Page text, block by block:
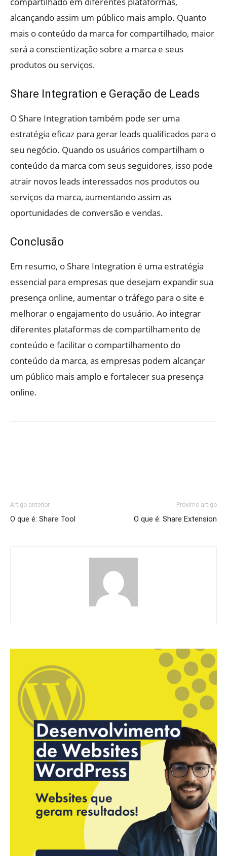
alcançando assim um público mais amplo. Quanto
mais o conteúdo da marca for compartilhado, maior
será a conscientização sobre a marca e seus
produtos ou serviços.
Share Integration e Geração de Leads
O Share Integration também pode ser uma
estratégia eficaz para gerar leads qualificados para o
seu negócio. Quando os usuários compartilham o
conteúdo da marca com seus seguidores, isso pode
atrair novos leads interessados nos produtos ou
serviços da marca, aumentando assim as
oportunidades de conversão e vendas.
Conclusão
Em resumo, o Share Integration é uma estratégia
essencial para empresas que desejam expandir sua
presença online, aumentar o tráfego para o site e
melhorar o engajamento do usuário. Ao integrar
diferentes plataformas de compartilhamento de
conteúdo e facilitar o compartilhamento do
conteúdo da marca, as empresas podem alcançar
um público mais amplo e fortalecer sua presença
online.
Artigo anterior
O que é: Share Tool
Próximo artigo
O que é: Share Extension